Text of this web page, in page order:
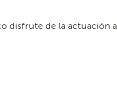
disfrute de la actuación a